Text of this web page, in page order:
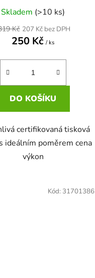
Skladem (>10 ks)
207 Kč bez DPH
250 Kč/ ks
Kč
DO KOŠÍKU
certifikovaná tisková
ideálním poměrem cena
výkon
Kód: 31701386